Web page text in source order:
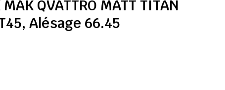
QVATTRO MATT TITAN
Alésage 66.45